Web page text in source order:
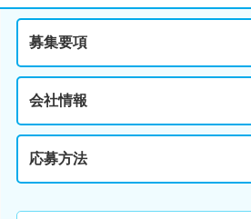
募集要項
会社情報
応募方法